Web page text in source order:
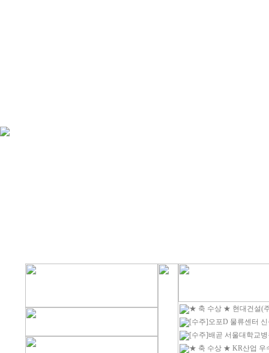
★ 축 수상 ★ 현대건설(
[수주]오포D 물류센터
[수주]배곧 서울대학교
★ 축 수상 ★ KR산업 우